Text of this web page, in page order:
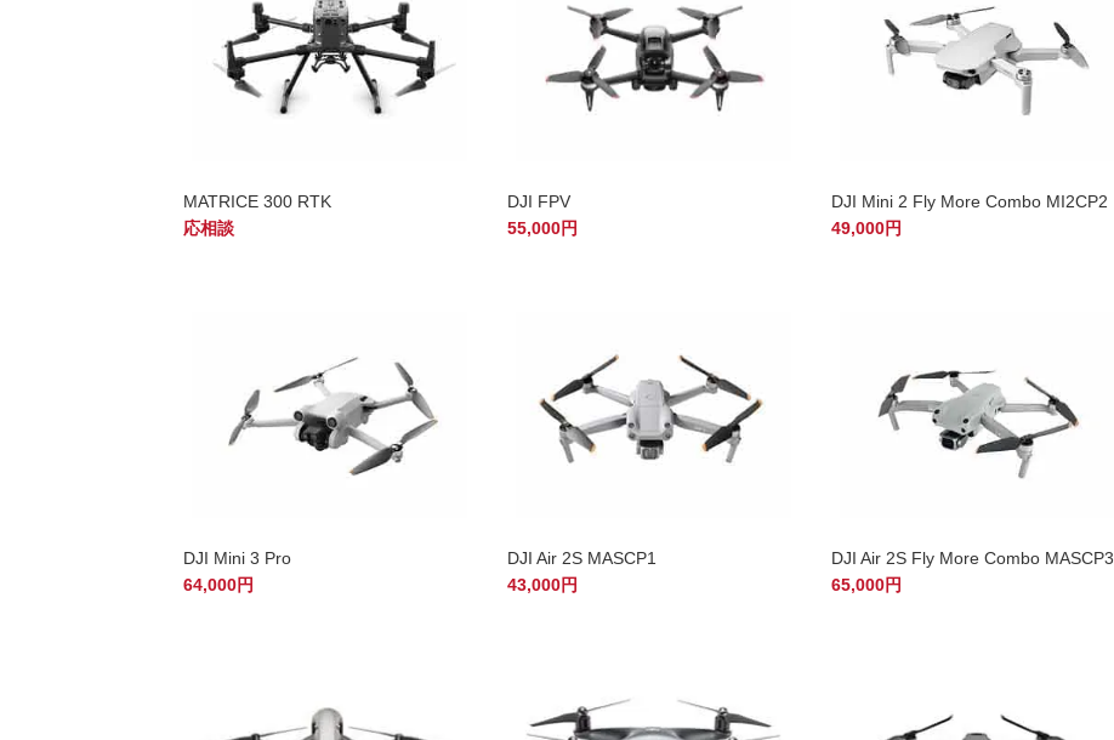
MATRICE 300 RTK
応相談
DJI FPV
55,000円
DJI Mini 2 Fly More Combo MI2CP2
49,000円
DJI Mini 3 Pro
64,000円
DJI Air 2S MASCP1
43,000円
DJI Air 2S Fly More Combo MASCP3
65,000円